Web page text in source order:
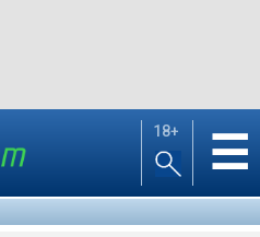
18+ ☰